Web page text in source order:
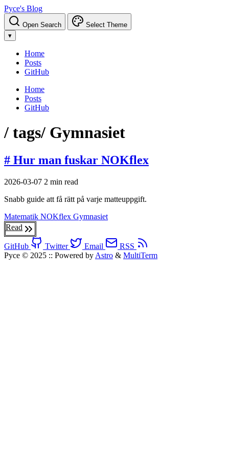
Pyce's Blog
Open Search
Select Theme
▾
Home
Posts
GitHub
Home
Posts
GitHub
/ tags/ Gymnasiet
# Hur man fuskar NOKflex
2026-03-07 2 min read
Snabb guide att få rätt på varje matteuppgift.
Matematik NOKflex Gymnasiet
Read
GitHub Twitter Email
RSS
Pyce © 2025 :: Powered by Astro & MultiTerm